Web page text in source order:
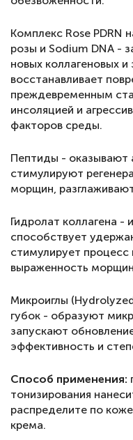
Комплекс Rose PDRN
розы и Sodium DNA -
новых коллагеновых
восстанавливает
преждевременным
инсоляцией и
факторов среды.
Пептиды - оказывают
стимулируют
морщин,
Гидролат коллагена -
способствует
стимулирует процесс
выраженность
Микроиглы
губок - образуют
запускают
эффективность и
Способ применения:
тонизирования
распределите по
крема.